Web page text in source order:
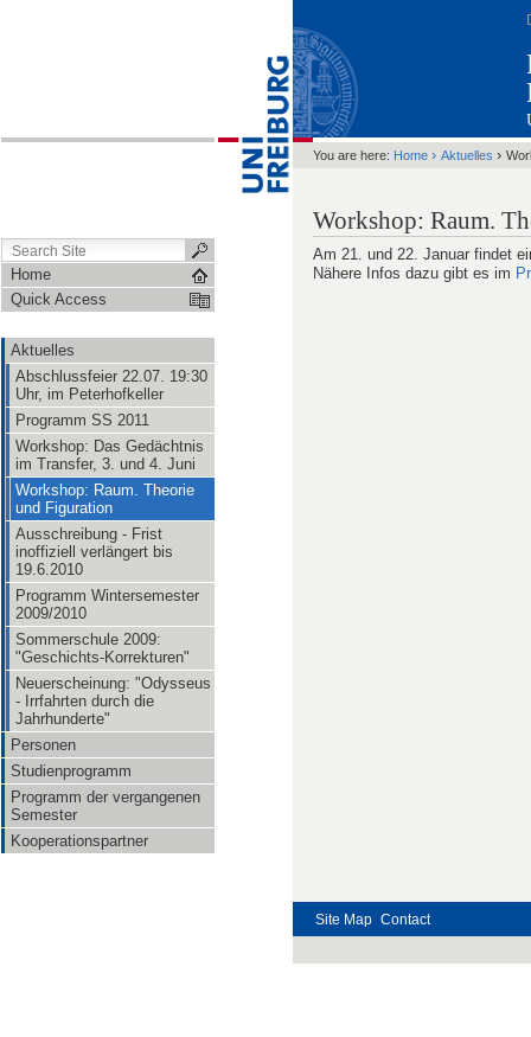
Home
Quick Access
Aktuelles
Abschlussfeier 22.07. 19:30
Uhr, im Peterhofkeller
Programm SS 2011
Workshop: Das Gedächtnis
im Transfer, 3. und 4. Juni
Workshop: Raum. Theorie
und Figuration
Ausschreibung - Frist
inoffiziell verlängert bis
19.6.2010
Programm Wintersemester
2009/2010
Sommerschule 2009:
"Geschichts-Korrekturen"
Neuerscheinung: "Odysseus
- Irrfahrten durch die
Jahrhunderte"
Personen
Studienprogramm
Programm der vergangenen
Semester
Kooperationspartner
You are here: Home › Aktuelles ›
Workshop: Raum.
Am 21. und 22. Januar findet
Nähere Infos dazu gibt es im
Site Map Contact